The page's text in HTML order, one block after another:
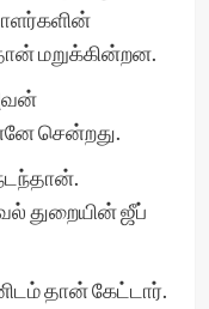
மறுக்கின்றன.
சென்றது.
துறையின் ஜீப்
தான் கேட்டார்.